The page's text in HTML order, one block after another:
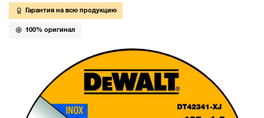
Гарантия на всю продукцию
100% оригинал